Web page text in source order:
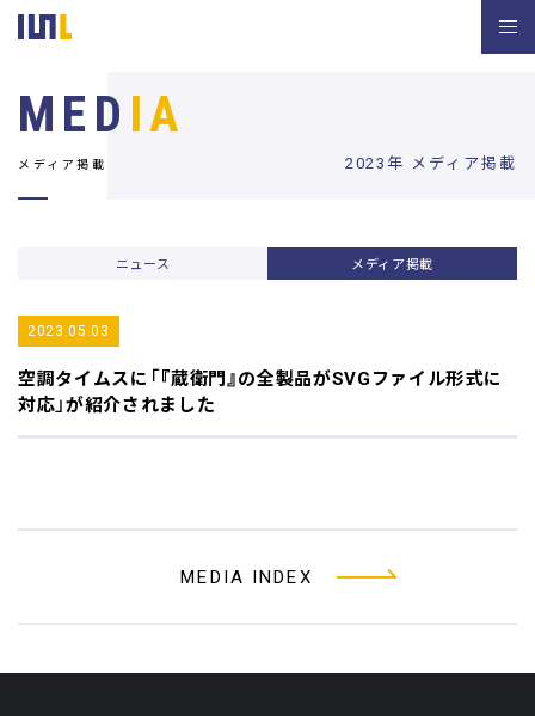
2023年 メディア掲載
MED IA
メディア掲載
ニュース メディア掲載
2023.05.03
空調タイムスに「『蔵衛門』の全製品がSVGファイル形式に
対応」が紹介されました
MEDIA INDEX